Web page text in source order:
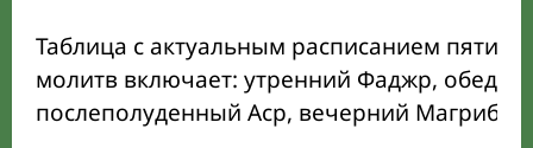
Таблица с актуальным расписанием пяти
молитв включает: утренний Фаджр,
послеполуденный Аср, вечерний Магриб